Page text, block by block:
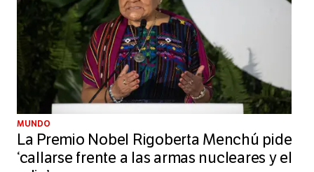
MUNDO
La Premio Nobel Rigoberta Menchú pide
‘callarse frente a las armas nucleares y el